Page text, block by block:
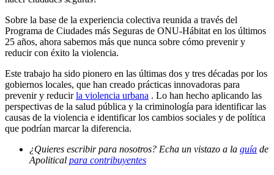
Sobre la base de la experiencia colectiva reunida a través del
Programa de Ciudades más Seguras de ONU-Hábitat en los últimos
25 años, ahora sabemos más que nunca sobre cómo prevenir y
reducir con éxito la violencia.
Este trabajo ha sido pionero en las últimas dos y tres décadas por los
gobiernos locales, que han creado prácticas innovadoras para
prevenir y reducirla violencia urbana . Lo han hecho aplicando las
perspectivas de la salud pública y la criminología para identificar las
causas de la violencia e identificar los cambios sociales y de política
que podrían marcar la diferencia.
¿Quieres escribir para nosotros? Echa un vistazo a la guía de
Apolitical para contribuyentes